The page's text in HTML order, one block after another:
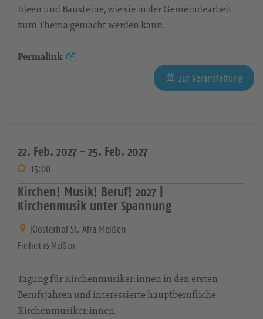
Ideen und Bausteine, wie sie in der Gemeindearbeit
zum Thema gemacht werden kann.
Permalink
Zur Veranstaltung
22. Feb. 2027 - 25. Feb. 2027
15:00
Kirchen! Musik! Beruf! 2027 |
Kirchenmusik unter Spannung
Klosterhof St. Afra Meißen
Freiheit 16 Meißen
Tagung für Kirchenmusiker:innen in den ersten
Berufsjahren und interessierte hauptberufliche
Kirchenmusiker:innen